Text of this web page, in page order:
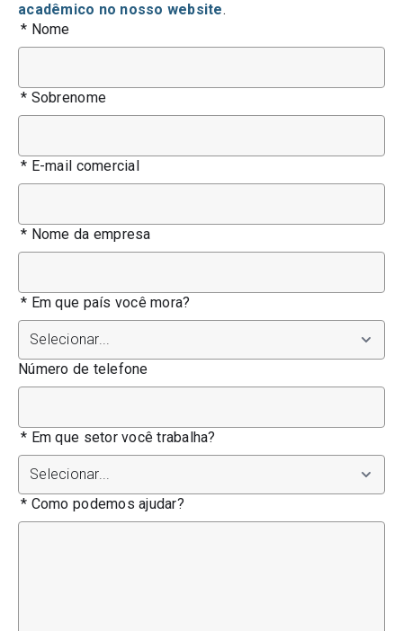
acadêmico no nosso website.
* Nome
* Sobrenome
* E-mail comercial
* Nome da empresa
* Em que país você mora?
Número de telefone
* Em que setor você trabalha?
* Como podemos ajudar?